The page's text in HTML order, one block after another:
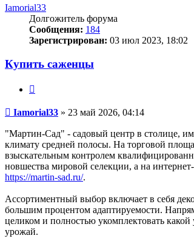
Iamorial33
Долгожитель форума
Сообщения: 184
Зарегистрирован: 03 июл 2023, 18:02
Купить саженцы
Сообщение
Iamorial33 » 23 май 2026, 04:14
"Мартин-Сад" - садовый центр в столице,
климату средней полосы. На торговой
взыскательным контролем
новшества мировой селекции, а на
https://martin-sad.ru/.
Ассортиментный выбор включает в себя
большим процентом адаптируемости.
целиком и полностью укомплектовать
урожай.